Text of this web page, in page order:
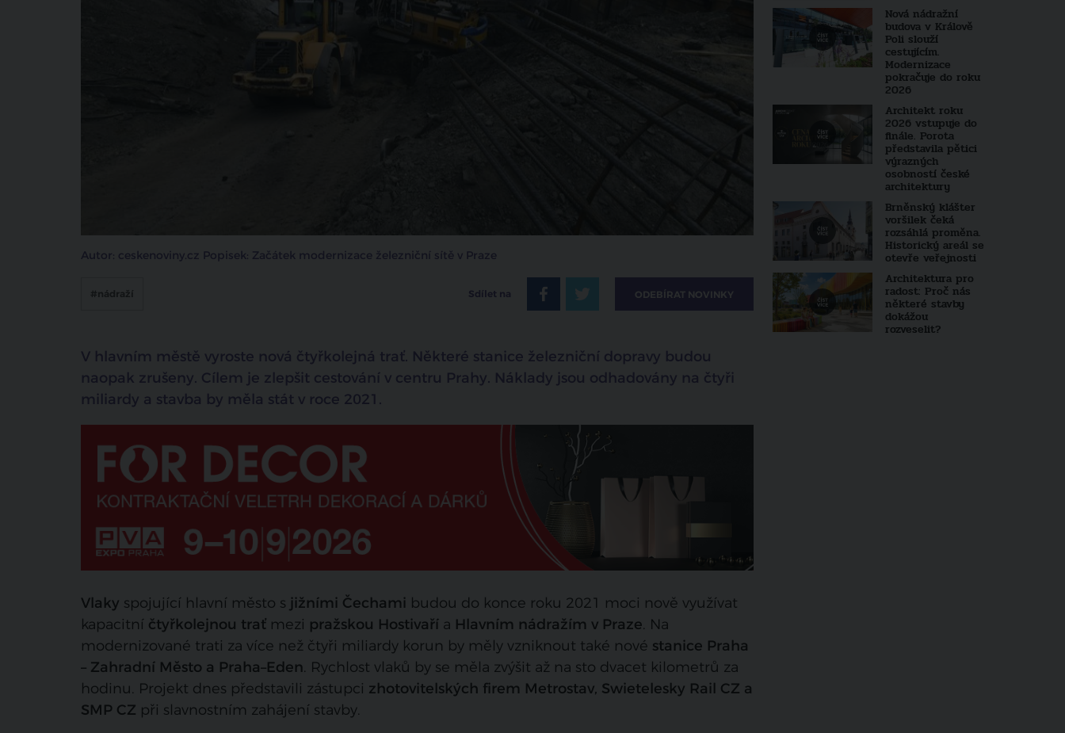
Autor: ceskenoviny.cz Popisek: Začátek modernizace železniční sítě v Praze
#nádraží Sdílet na ODEBÍRAT NOVINKY
V hlavním městě vyroste nová čtyřkolejná trať. Některé stanice železniční dopravy budou
naopak zrušeny. Cílem je zlepšit cestování v centru Prahy. Náklady jsou odhadovány na čtyři
miliardy a stavba by měla stát v roce 2021.
Vlaky spojující hlavní město s jižními Čechami budou do konce roku 2021 moci nově využívat
kapacitní čtyřkolejnou trať mezi pražskou Hostivaří a Hlavním nádražím v Praze. Na
modernizované trati za více než čtyři miliardy korun by měly vzniknout také nové stanice Praha
– Zahradní Město a Praha–Eden. Rychlost vlaků by se měla zvýšit až na sto dvacet kilometrů za
hodinu. Projekt dnes představili zástupci zhotovitelských firem Metrostav, Swietelesky Rail CZ a
SMP CZ při slavnostním zahájení stavby.
Nová nádražní
budova v Králově
Poli slouží
cestujícím.
Modernizace
pokračuje do roku
2026
Architekt roku
2026 vstupuje do
finále. Porota
představila pětici
výrazných
osobností české
architektury
Brněnský klášter
voršilek čeká
rozsáhlá proměna.
Historický areál se
otevře veřejnosti
Architektura pro
radost: Proč nás
některé stavby
dokážou
rozveselit?